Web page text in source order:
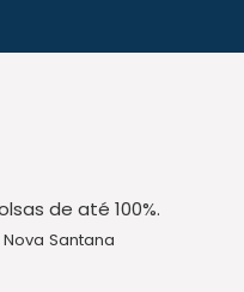
de até 100%.
Santana